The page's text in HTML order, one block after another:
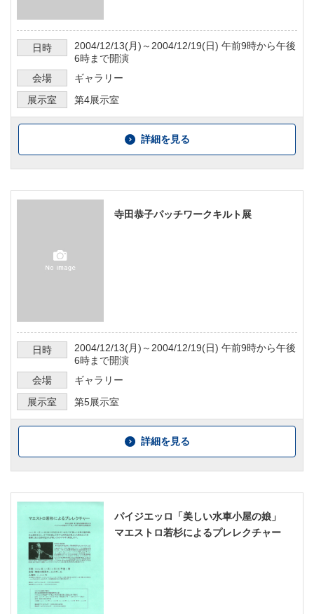
日時 2004/12/13(月)～2004/12/19(日) 午前9時から午後
6時まで開演
会場
ギャラリー
展示室
第4展示室
詳細を見る
寺田恭子パッチワークキルト展
日時 2004/12/13(月)～ 2004/12/19(日) 午前9時から午後
6時まで開演
会場
ギャラリー
展示室
第5展示室
詳細を見る
パイジエッロ「美しい水車小屋の娘」
マエストロ若杉によるプレレクチャー